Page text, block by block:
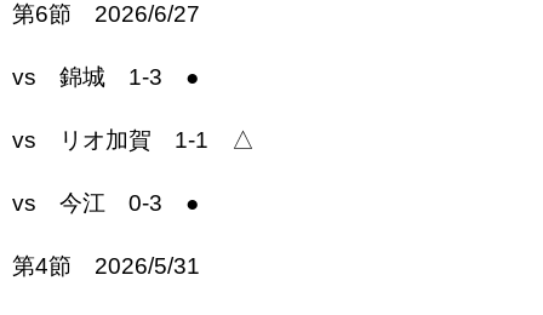
第6節 2026/6/27
vs 錦城 1-3 ●
vs リオ加賀 1-1 △
vs 今江 0-3 ●
第4節 2026/5/31